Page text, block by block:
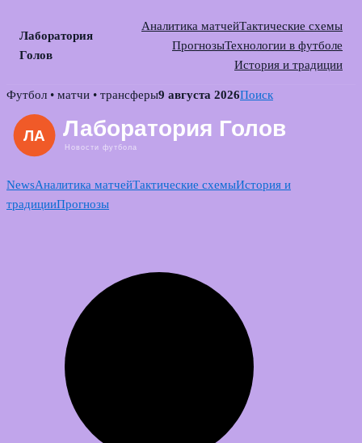
Лаборатория
Голов
Аналитика матчейТактические схемы
ПрогнозыТехнологии в футболе
История и традиции
Skip
content
Футбол • матчи • трансферы9 августа 2026Поиск
NewsАналитика матчейТактические схемыИстория и
традицииПрогнозы